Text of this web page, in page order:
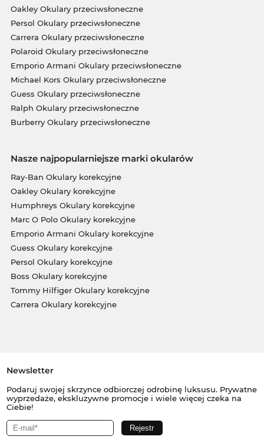
Oakley Okulary przeciwsłoneczne
Persol Okulary przeciwsłoneczne
Carrera Okulary przeciwsłoneczne
Polaroid Okulary przeciwsłoneczne
Emporio Armani Okulary przeciwsłoneczne
Michael Kors Okulary przeciwsłoneczne
Guess Okulary przeciwsłoneczne
Ralph Okulary przeciwsłoneczne
Burberry Okulary przeciwsłoneczne
Nasze najpopularniejsze marki okularów
Ray-Ban Okulary korekcyjne
Oakley Okulary korekcyjne
Humphreys Okulary korekcyjne
Marc O Polo Okulary korekcyjne
Emporio Armani Okulary korekcyjne
Guess Okulary korekcyjne
Persol Okulary korekcyjne
Boss Okulary korekcyjne
Tommy Hilfiger Okulary korekcyjne
Carrera Okulary korekcyjne
Newsletter
Podaruj swojej skrzynce odbiorczej odrobinę luksusu. Prywatne
wyprzedaże, ekskluzywne promocje i wiele więcej czeka na
Ciebie!